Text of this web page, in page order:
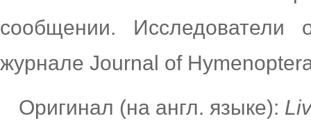
сообщении. Исследователи
журнале Journal of
Оригинал (на англ. языке):